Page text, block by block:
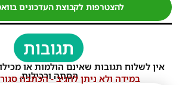
להצטרפות לקבוצת העדכונים
תגובות
אין לשלוח תגובות שאינם הולמות או
הסתה ורכילות.
במידה ולא ניתן להגיב - הכתבה